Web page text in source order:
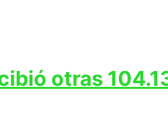
otras